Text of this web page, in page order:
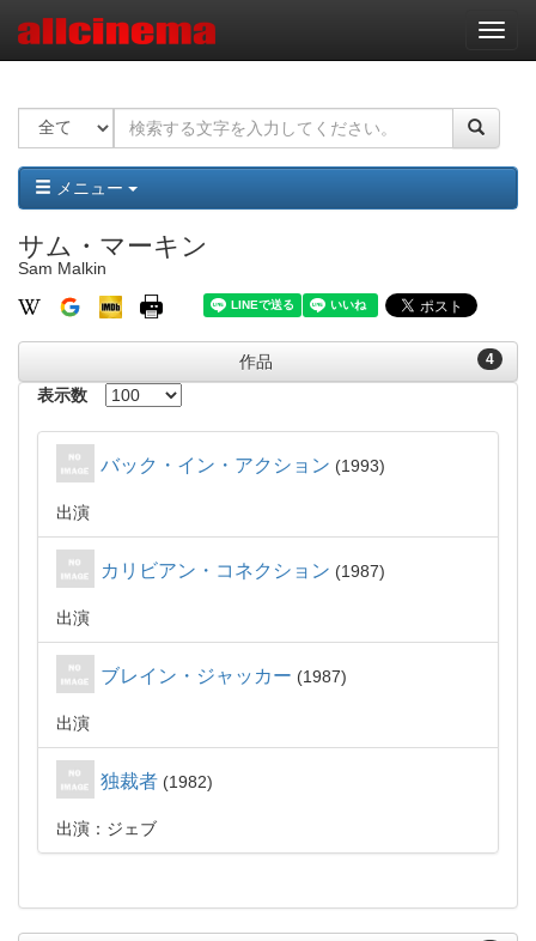
ナ
ビ
ー
ョ
ン
メニュー
サム・マーキン
Sam Malkin
4
作品
表示数
バック・イン・アクション 1993
出演
カリビアン・コネクション 1987
出演
ブレイン・ジャッカー 1987
出演
独裁者 1982
出演：ジェブ